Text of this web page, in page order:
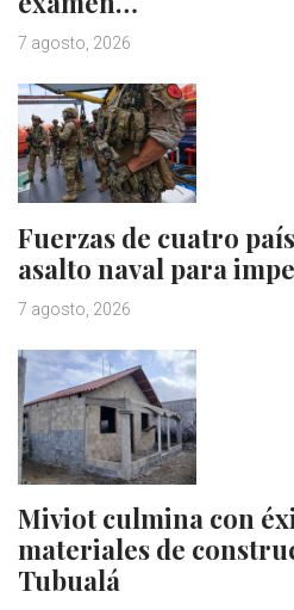
7 agosto, 2026
Fuerzas de cuatro
asalto naval para
7 agosto, 2026
Miviot culmina con
materiales de
Tubualá